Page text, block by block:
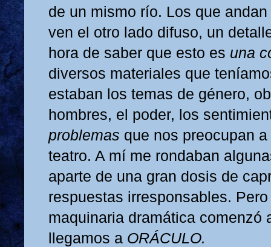
de un mismo río. Los que
ven el otro lado difuso, un
hora de saber que esto es una
diversos materiales que
estaban los temas de género,
hombres, el poder, los
problemas que nos preocupan
teatro. A mí me rondaban
aparte de una gran dosis de
respuestas irresponsables.
maquinaria dramática comenzó
llegamos a ORÁCULO.